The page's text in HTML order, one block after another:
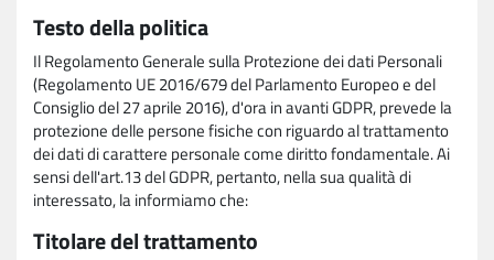
Testo della politica
Il Regolamento Generale sulla Protezione dei dati Personali
(Regolamento UE 2016/679 del Parlamento Europeo e del
Consiglio del 27 aprile 2016), d'ora in avanti GDPR, prevede la
protezione delle persone fisiche con riguardo al trattamento
dei dati di carattere personale come diritto fondamentale. Ai
sensi dell'art.13 del GDPR, pertanto, nella sua qualità di
interessato, la informiamo che:
Titolare del trattamento